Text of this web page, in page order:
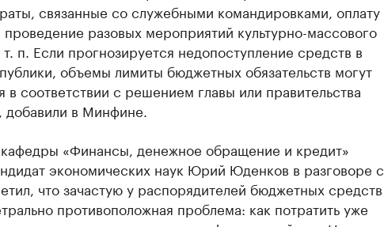
связанные со служебными командировками, оплату
проведение разовых мероприятий культурно-массового
п. Если прогнозируется недопоступление средств в
объемы лимиты бюджетных обязательств могут
в соответствии с решением главы или правительства
добавили в Минфине.
«Финансы, денежное обращение и кредит»
экономических наук Юрий Юденков в разговоре с
что зачастую у распорядителей бюджетных средств
противоположная проблема: как потратить уже